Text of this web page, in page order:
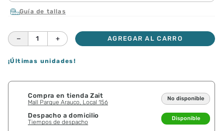
Guía de tallas
＋
－ AGREGAR AL CARRO
¡Últimas unidades!
Compra en tienda Zait
Mall Parque Arauco, Local 156
No disponible
Despacho a domicilio
Tiempos de despacho
Disponible